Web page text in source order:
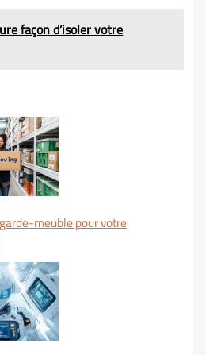
façon d’isoler votre
meuble pour votre